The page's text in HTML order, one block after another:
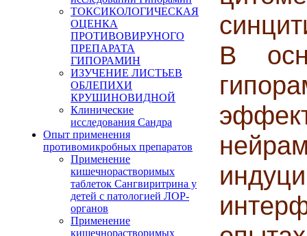
ТОКСИКОЛОГИЧЕСКАЯ
ОЦЕНКА
ПРОТИВОВИРУНОГО
ПРЕПАРАТА
ГИПОРАМИН
ИЗУЧЕНИЕ ЛИСТЬЕВ
ОБЛЕПИХИ
КРУШИНОВИДНОЙ
Клинические
исследования Сандра
Опыт применения
противомикробных препаратов
Применение
кишечнорастворимых
таблеток Сангвиритрина у
детей с патологией ЛОР-
органов
Применение
кишечнорастворимых
В